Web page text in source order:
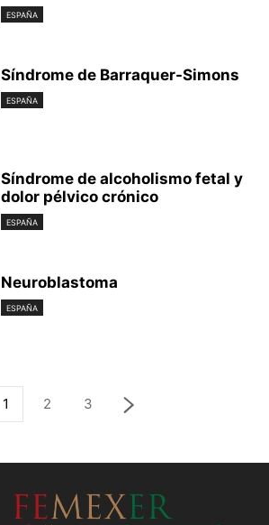
ESPAÑA
Síndrome de Barraquer-Simons
ESPAÑA
Síndrome de alcoholismo fetal y
dolor pélvico crónico
ESPAÑA
Neuroblastoma
ESPAÑA
1 2 3